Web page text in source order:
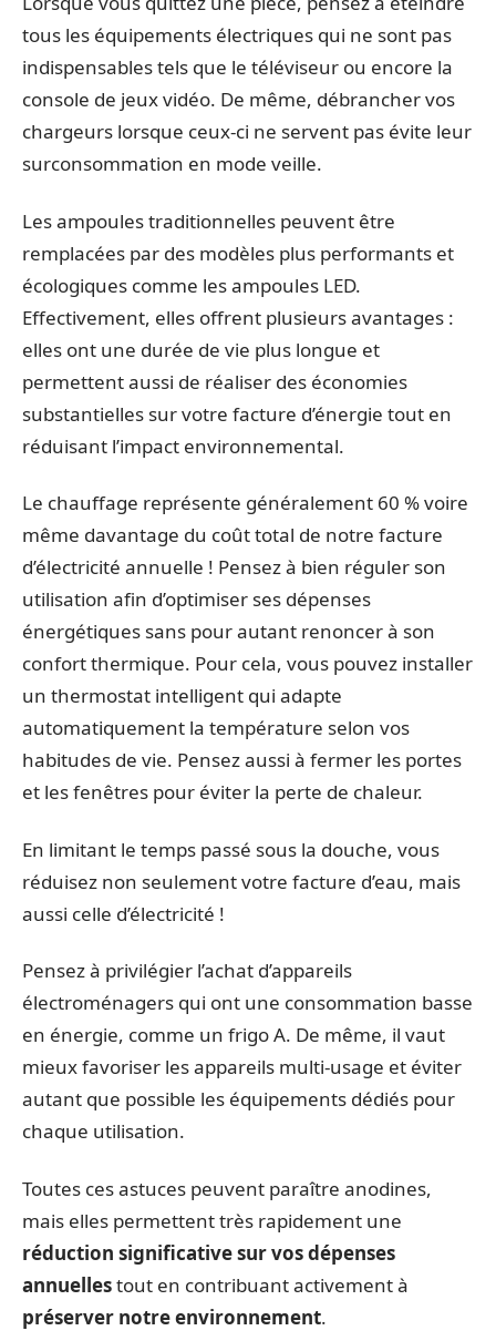
tous les équipements électriques qui ne sont pas
indispensables tels que le téléviseur ou encore la
console de jeux vidéo. De même, débrancher vos
chargeurs lorsque ceux-ci ne servent pas évite leur
surconsommation en mode veille.
Les ampoules traditionnelles peuvent être
remplacées par des modèles plus performants et
écologiques comme les ampoules LED.
Effectivement, elles offrent plusieurs avantages :
elles ont une durée de vie plus longue et
permettent aussi de réaliser des économies
substantielles sur votre facture d’énergie tout en
réduisant l’impact environnemental.
Le chauffage représente généralement 60 % voire
même davantage du coût total de notre facture
d’électricité annuelle ! Pensez à bien réguler son
utilisation afin d’optimiser ses dépenses
énergétiques sans pour autant renoncer à son
confort thermique. Pour cela, vous pouvez installer
un thermostat intelligent qui adapte
automatiquement la température selon vos
habitudes de vie. Pensez aussi à fermer les portes
et les fenêtres pour éviter la perte de chaleur.
En limitant le temps passé sous la douche, vous
réduisez non seulement votre facture d’eau, mais
aussi celle d’électricité !
Pensez à privilégier l’achat d’appareils
électroménagers qui ont une consommation basse
en énergie, comme un frigo A. De même, il vaut
mieux favoriser les appareils multi-usage et éviter
autant que possible les équipements dédiés pour
chaque utilisation.
Toutes ces astuces peuvent paraître anodines,
mais elles permettent très rapidement une
réduction significative sur vos dépenses
annuellestout en contribuant activement à
préserver notre environnement.